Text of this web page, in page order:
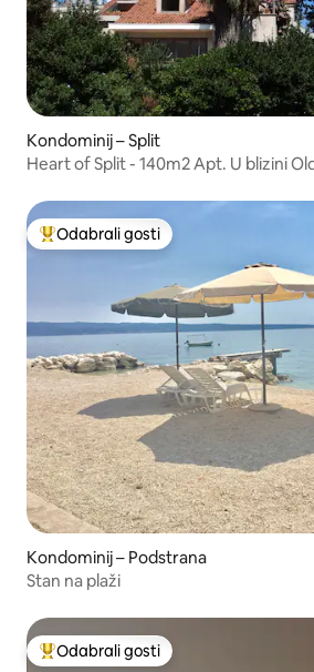
Kondominij – Split
Heart of Split - 140m2 Apt. U blizini
Među najviše rangiranima s oznakom
Odabrali gosti
Kondominij – Podstrana
Stan na plaži
Među najviše rangiranima s oznakom
Odabrali gosti